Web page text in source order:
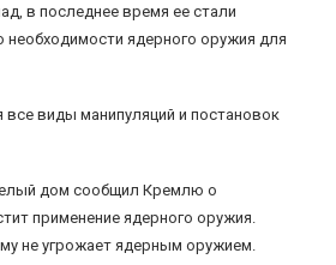
в последнее время ее стали
необходимости ядерного оружия для
все виды манипуляций и постановок
дом сообщил Кремлю о
применение ядерного оружия.
не угрожает ядерным оружием.